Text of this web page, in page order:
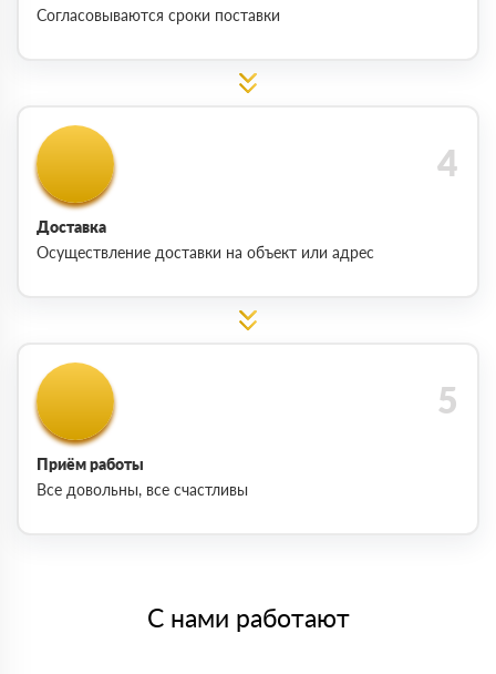
Согласовываются сроки поставки
Доставка
Осуществление доставки на объект или адрес
Приём работы
Все довольны, все счастливы
С нами работают